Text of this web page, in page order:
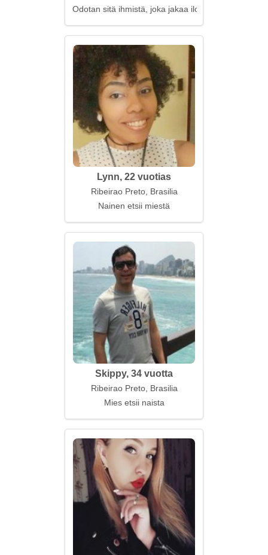
Odotan sitä ihmistä, joka jakaa iloni
Lynn, 22 vuotias
Ribeirao Preto, Brasilia
Nainen etsii miestä
Skippy, 34 vuotta
Ribeirao Preto, Brasilia
Mies etsii naista